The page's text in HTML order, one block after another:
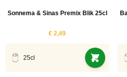
Sonnema & Sinas Premix Blik 25cl
€ 2,49
25cl